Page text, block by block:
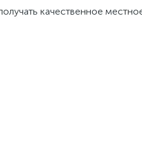
качественное